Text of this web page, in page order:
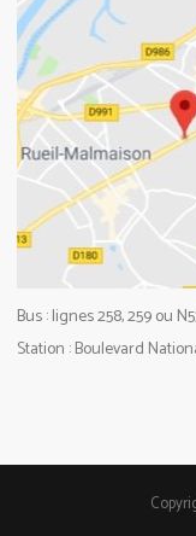
Bus : lignes 258, 259 ou
Station : Boulevard